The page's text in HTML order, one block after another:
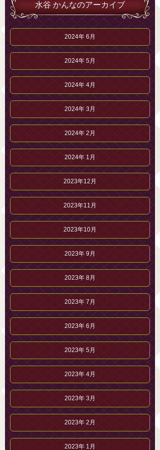
水谷 かんなのアーカイブ
2024年 6月
2024年 5月
2024年 4月
2024年 3月
2024年 2月
2024年 1月
2023年12月
2023年11月
2023年10月
2023年 9月
2023年 8月
2023年 7月
2023年 6月
2023年 5月
2023年 4月
2023年 3月
2023年 2月
2023年 1月